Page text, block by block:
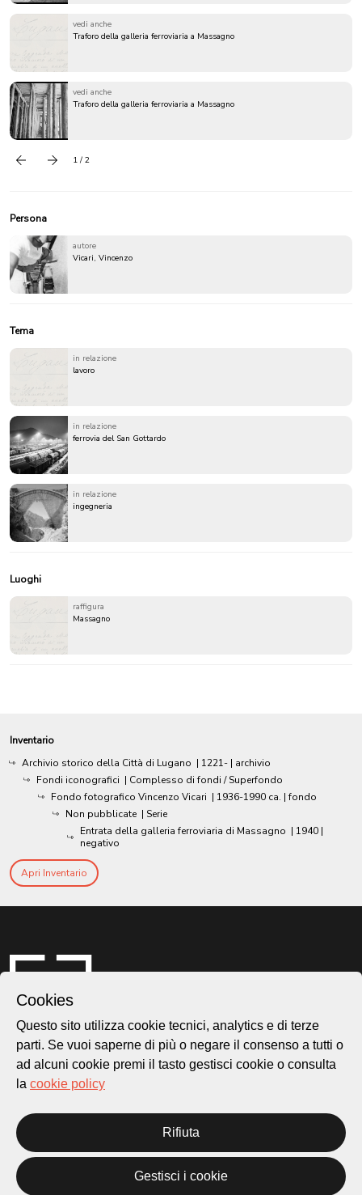
vedi anche
Traforo della galleria ferroviaria a Massagno
vedi anche
Traforo della galleria ferroviaria a Massagno
Precedentesuccessivo
1 / 2
Persona
autore
Vicari, Vincenzo
Tema
in relazione
lavoro
in relazione
ferrovia del San Gottardo
in relazione
ingegneria
Luoghi
raffigura
Massagno
Inventario
Archivio storico della Città di Lugano | 1221- | archivio
Fondi iconografici | Complesso di fondi / Superfondo
Fondo fotografico Vincenzo Vicari | 1936-1990 ca. | fondo
Non pubblicate | Serie
Entrata della galleria ferroviaria di Massagno | 1940 |
negativo
Apri Inventario
Piazza Carlo Cattaneo 1
Cookies
Questo sito utilizza cookie tecnici, analytics e di terze
parti. Se vuoi saperne di più o negare il consenso a tutti o
ad alcuni cookie premi il tasto gestisci cookie o consulta
la cookie policy
Rifiuta
Gestisci i cookie